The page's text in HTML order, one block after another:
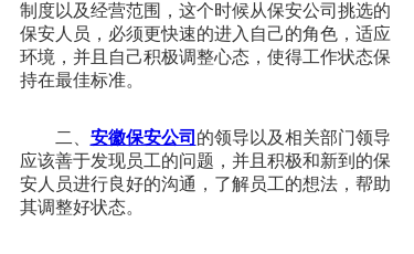
制度以及经营范围，这个时候从保安公司挑选的
保安人员，必须更快速的进入自己的角色，适应
环境，并且自己积极调整心态，使得工作状态保
持在最佳标准。
二、 安徽保安公司 的领导以及相关部门领导
应该善于发现员工的问题，并且积极和新到的保
安人员进行良好的沟通，了解员工的想法，帮助
其调整好状态。